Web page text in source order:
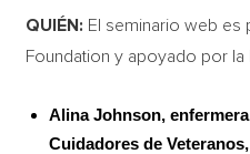
QUIÉN: El seminario web es
Foundation y apoyado por
Alina Johnson,
Cuidadores de